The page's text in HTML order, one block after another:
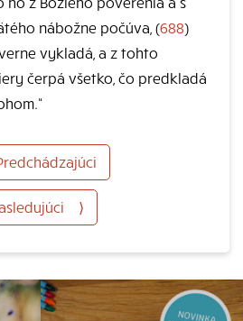
nábožne počúva, (688)
vykladá, a z tohto
čerpá všetko, čo predkladá
⟩